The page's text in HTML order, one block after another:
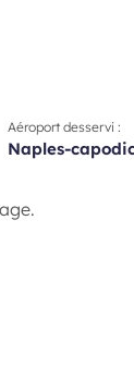
Aéroport desservi :
naples-
de